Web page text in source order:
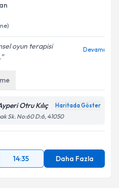
oyun terapisi
Devamı
Otru Kılıç Haritada Göster
Sk. No:60 D:6, 41050
14:35 Daha Fazla